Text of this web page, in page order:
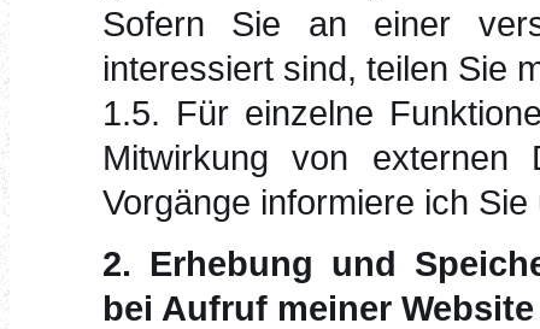
Sofern Sie an einer
interessiert sind, teilen Sie
1.5. Für einzelne
Mitwirkung von externen
Vorgänge informiere ich
2. Erhebung und
bei Aufruf meiner Website